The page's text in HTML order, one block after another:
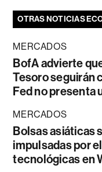
OTRAS NOTICIAS
MERCADOS
BofA advierte
Tesoro seguirán
Fed no presenta
MERCADOS
Bolsas asiáticas
impulsadas por
tecnológicas en